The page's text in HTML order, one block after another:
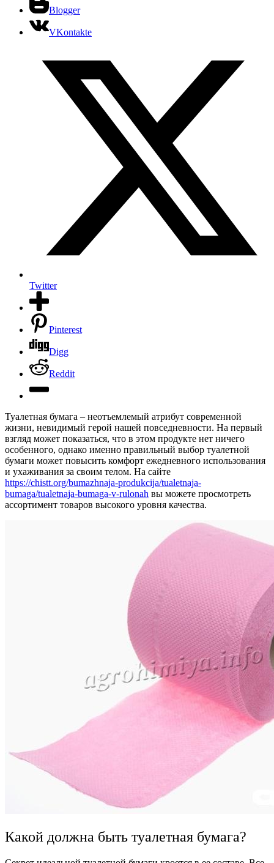
Blogger
VKontakte
Twitter
Pinterest
Digg
Reddit
Туалетная бумага – неотъемлемый атрибут современной
жизни, невидимый герой нашей повседневности. На первый
взгляд может показаться, что в этом продукте нет ничего
особенного, однако именно правильный выбор туалетной
бумаги может повысить комфорт ежедневного использования
и ухаживания за своим телом. На сайте
https://chistt.org/bumazhnaja-produkcija/tualetnaja-
bumaga/tualetnaja-bumaga-v-rulonah вы можете просмотреть
ассортимент товаров высокого уровня качества.
Какой должна быть туалетная бумага?